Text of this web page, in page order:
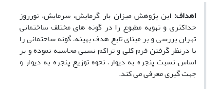
اهداف: این پژوهش میزان بار گرمایش، سرمایش، نورروز
حداکثری و تهویه مطبوع را در گونه­ های مختلف ساختمانی
تهران بررسی و بر مبنای تابع هدف بهینه، گونه ساختمانی را
با درنظر گرفتن فرم کلی و تراکم ­نسبی محاسبه نموده و بر
اساس نسبت پنجره به دیوار، نحوه توزیع پنجره به دیوار و
جهت­ گیری معرفی می­ کند.